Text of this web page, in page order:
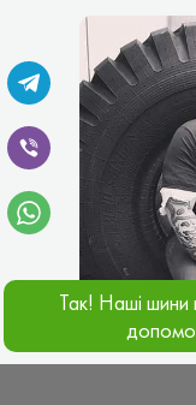
ЗИМОВІ
виробнику,
Шини комфортні,
шуму також не
Так! Наші шини